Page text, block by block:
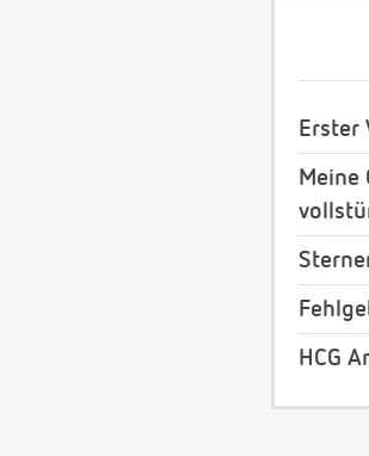
Erster
Meine
HCG